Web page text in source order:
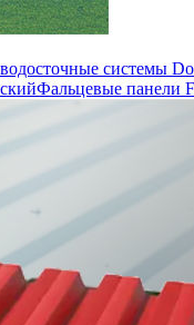
системы
Фальцевые панели